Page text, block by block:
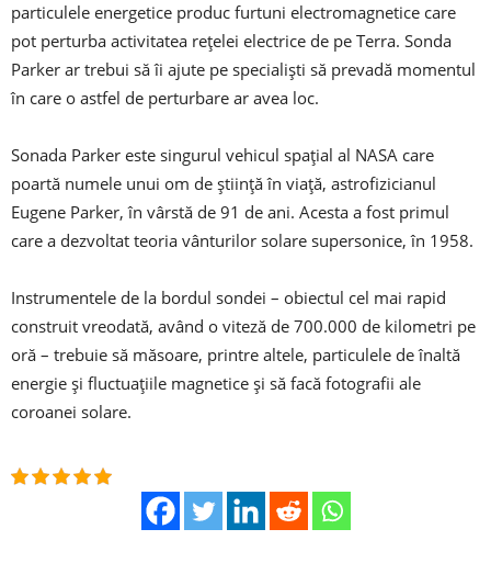
particulele energetice produc furtuni electromagnetice care
pot perturba activitatea reţelei electrice de pe Terra. Sonda
Parker ar trebui să îi ajute pe specialişti să prevadă momentul
în care o astfel de perturbare ar avea loc.
Sonada Parker este singurul vehicul spaţial al NASA care
poartă numele unui om de ştiinţă în viaţă, astrofizicianul
Eugene Parker, în vârstă de 91 de ani. Acesta a fost primul
care a dezvoltat teoria vânturilor solare supersonice, în 1958.
Instrumentele de la bordul sondei – obiectul cel mai rapid
construit vreodată, având o viteză de 700.000 de kilometri pe
oră – trebuie să măsoare, printre altele, particulele de înaltă
energie şi fluctuaţiile magnetice şi să facă fotografii ale
coroanei solare.